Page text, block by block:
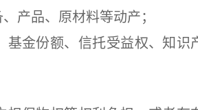
品、原材料等动产；
金份额、信托受益权、知识